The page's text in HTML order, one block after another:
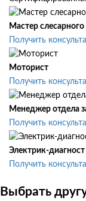
Мастер слесарного
Получить
Моторист
Получить
Менеджер отдела
Получить
Электрик-диагност
Получить
Выбрать